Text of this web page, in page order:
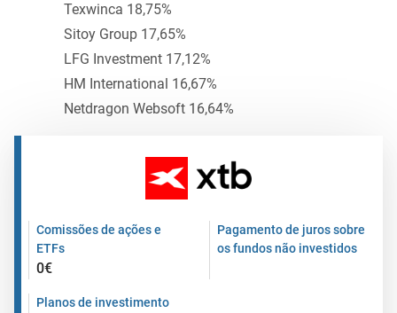
Texwinca 18,75%
Sitoy Group 17,65%
LFG Investment 17,12%
HM International 16,67%
Netdragon Websoft 16,64%
Comissões de ações e
ETFs
0€
Pagamento de juros sobre
os fundos não investidos
Planos de investimento